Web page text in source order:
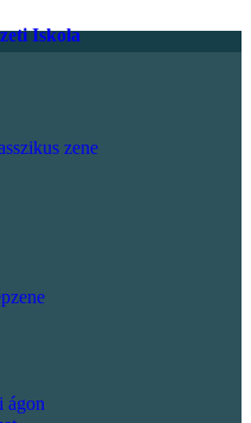
Iskola
zene
ágon